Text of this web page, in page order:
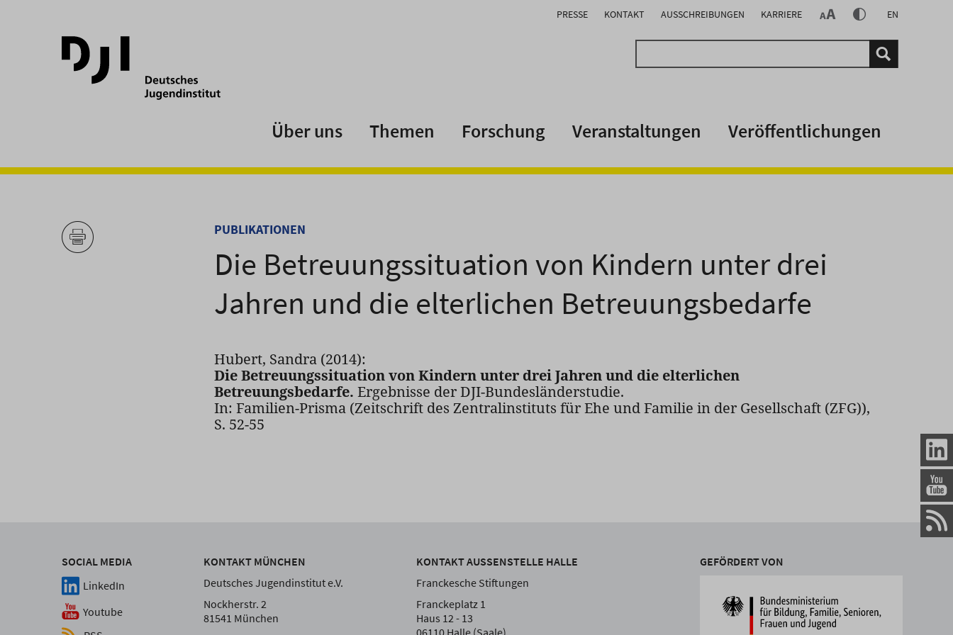
PRESSE KONTAKT AUSSCHREIBUNGEN KARRIERE EN
Über uns Themen Forschung Veranstaltungen Veröffentlichungen
PUBLIKATIONEN
Die Betreuungssituation von Kindern unter drei
Jahren und die elterlichen Betreuungsbedarfe
Hubert, Sandra (2014):
Die Betreuungssituation von Kindern unter drei Jahren und die elterlichen
Betreuungsbedarfe. Ergebnisse der DJI-Bundesländerstudie.
In: Familien-Prisma (Zeitschrift des Zentralinstituts für Ehe und Familie in der Gesellschaft (ZFG)),
S. 52-55
SOCIAL MEDIA
LinkedIn
Youtube
KONTAKT MÜNCHEN
Deutsches Jugendinstitut e.V.
Nockherstr. 2
81541 München
KONTAKT AUSSENSTELLE HALLE
Franckesche Stiftungen
Franckeplatz 1
Haus 12 - 13
GEFÖRDERT VON